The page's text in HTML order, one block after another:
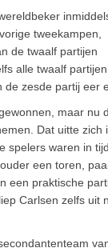
tweekampen,
de twaalf partijen
alle twaalf
zesde partij eer
maar nu
Dat uitte
waren in
een toren,
een praktische
Carlsen zelfs